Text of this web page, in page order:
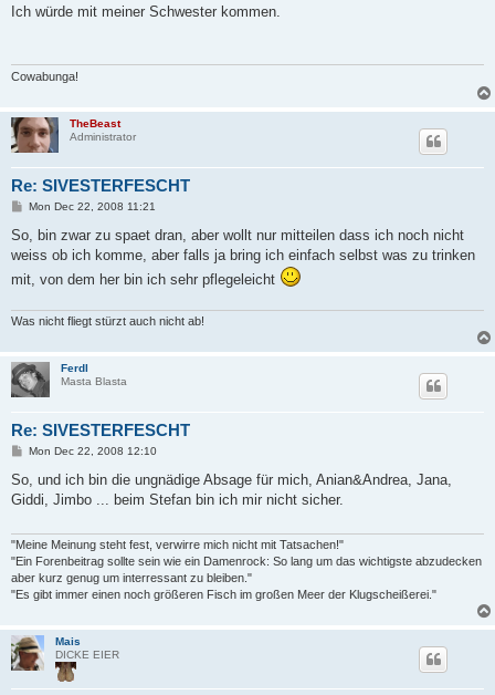
s
Ich würde mit meiner Schwester kommen.
Cowabunga!
TheBeast
Administrator
Re: SIVESTERFESCHT
P
s
Mon Dec 22, 2008 11:21
So, bin zwar zu spaet dran, aber wollt nur mitteilen dass ich noch nicht
weiss ob ich komme, aber falls ja bring ich einfach selbst was zu trinken
mit, von dem her bin ich sehr pflegeleicht
Was nicht fliegt stürzt auch nicht ab!
Ferdl
Masta Blasta
Re: SIVESTERFESCHT
P
s
Mon Dec 22, 2008 12:10
So, und ich bin die ungnädige Absage für mich, Anian&Andrea, Jana,
Giddi, Jimbo ... beim Stefan bin ich mir nicht sicher.
"Meine Meinung steht fest, verwirre mich nicht mit Tatsachen!"
"Ein Forenbeitrag sollte sein wie ein Damenrock: So lang um das wichtigste abzudecken
aber kurz genug um interressant zu bleiben."
"Es gibt immer einen noch größeren Fisch im großen Meer der Klugscheißerei."
Mais
DICKE EIER